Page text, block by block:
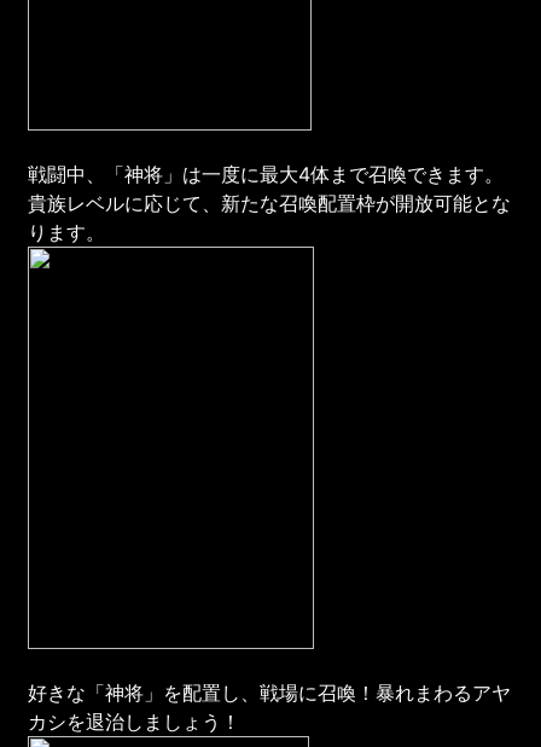
戦闘中、「神将」は一度に最大4体まで召喚できます。
貴族レベルに応じて、新たな召喚配置枠が開放可能とな
ります。
好きな「神将」を配置し、戦場に召喚！暴れまわるアヤ
カシを退治しましょう！